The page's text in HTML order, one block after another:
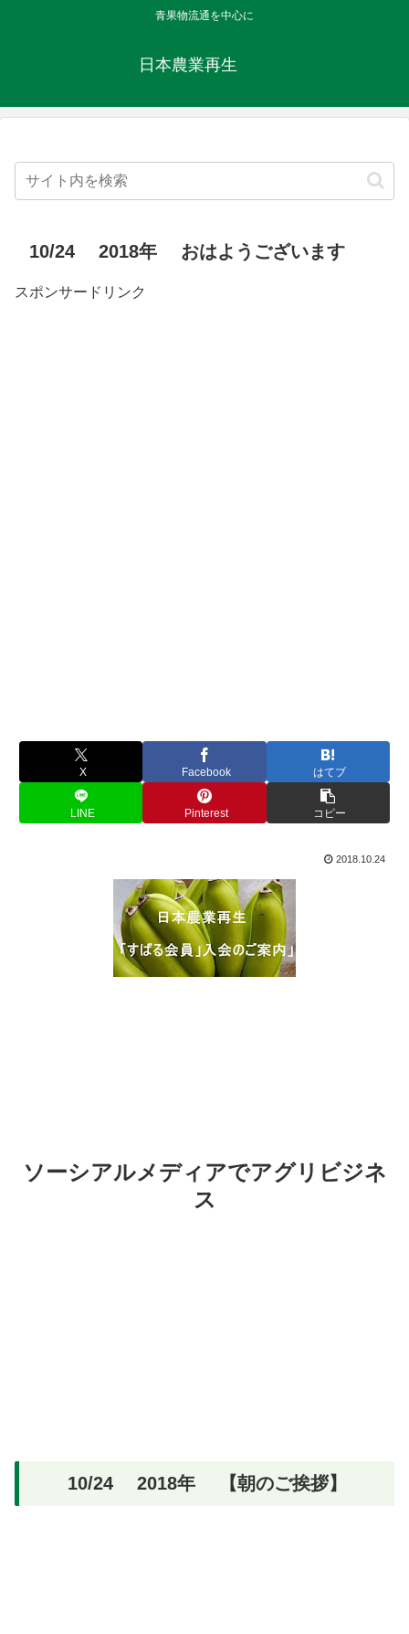
青果物流通を中心に
日本農業再生
10/24 2018年 おはようございます
スポンサードリンク
X Facebook はてブ
LINE Pinterest コピー
2018.10.24
ソーシアルメディアでアグリビジネ
ス
10/24 2018年 【朝のご挨拶】